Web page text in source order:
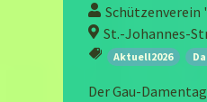
Schützenverein
St.-Johannes-
Aktuell2026
Der Gau-